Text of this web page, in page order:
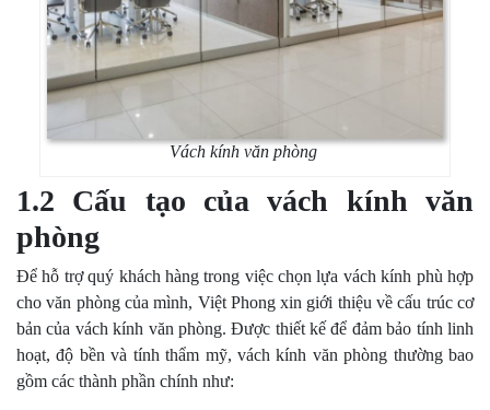
Vách kính văn phòng
1.2 Cấu tạo của vách kính văn
phòng
Để hỗ trợ quý khách hàng trong việc chọn lựa vách kính phù hợp
cho văn phòng của mình, Việt Phong xin giới thiệu về cấu trúc cơ
bản của vách kính văn phòng. Được thiết kế để đảm bảo tính linh
hoạt, độ bền và tính thẩm mỹ, vách kính văn phòng thường bao
gồm các thành phần chính như: